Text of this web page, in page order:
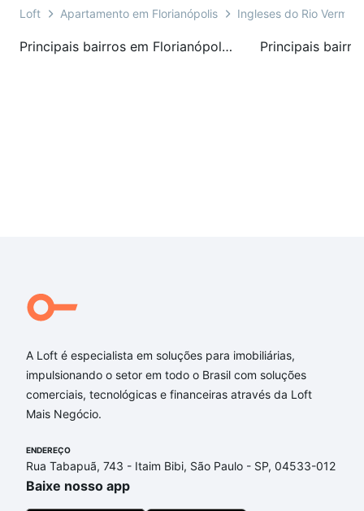
Loft Apartamento em Florianópolis Ingleses do Rio
Principais bairros em Florianópolis, SC
A Loft é especialista em soluções para imobiliárias,
impulsionando o setor em todo o Brasil com soluções
comerciais, tecnológicas e financeiras através da Loft
Mais Negócio.
ENDEREÇO
Rua Tabapuã, 743 - Itaim Bibi, São Paulo - SP, 04533-012
Baixe nosso app